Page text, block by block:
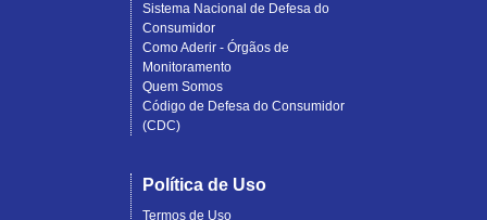
Sistema Nacional de Defesa do
Consumidor
Como Aderir - Órgãos de
Monitoramento
Quem Somos
Código de Defesa do Consumidor
(CDC)
Política de Uso
Termos de Uso